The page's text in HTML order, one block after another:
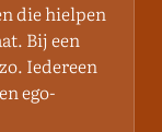
die hielpen
Bij een
Iedereen
ego-